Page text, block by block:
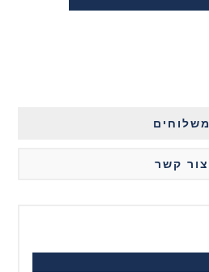
משלוחים
צור קשר